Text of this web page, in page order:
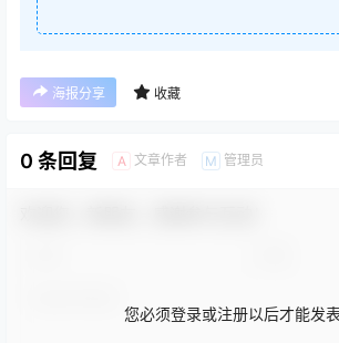
海报分享 收藏
0 条回复 A 文章作者 M 管理员
您必须登录或注册以后才能发